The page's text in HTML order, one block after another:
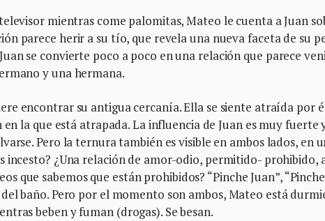
mientras come palomitas, Mateo le cuenta a Juan
parece herir a su tío, que revela una nueva faceta de su
se convierte poco a poco en una relación que parece
y una hermana.
encontrar su antigua cercanía. Ella se siente atraída por
en la que está atrapada. La influencia de Juan es muy
Pero la ternura también es visible en ambos lados, en
incesto? ¿Una relación de amor-odio, permitido- prohibido,
que sabemos que están prohibidos? “Pinche Juan”,
baño. Pero por el momento son ambos, Mateo está
beben y fuman (drogas). Se besan.